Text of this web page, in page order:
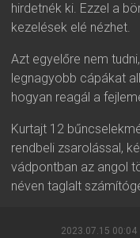
hirdetnék ki. Ezzel a
kezelések elé nézhet.
Azt egyelőre nem
legnagyobb cápákat
hogyan reagál a
Kurtajt 12
rendbeli zsarolással,
vádpontban az angol
néven taglalt
2023.07.15 00:04